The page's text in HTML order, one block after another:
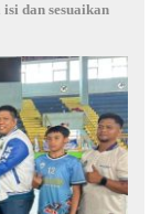
dan sesuaikan